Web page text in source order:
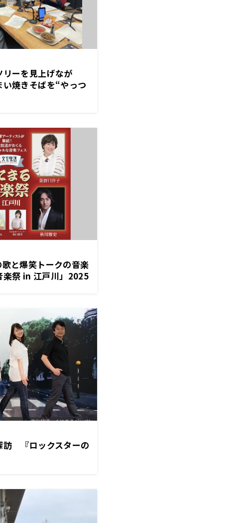
ーを見上げなが
焼きそばを“やっつ
と爆笑トークの音楽
楽祭 in 江戸川」2025
訪 『ロックスターの